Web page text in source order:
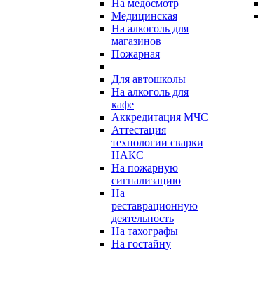
На медосмотр
Медицинская
На алкоголь для
магазинов
Пожарная
Для автошколы
На алкоголь для
кафе
Аккредитация МЧС
Аттестация
технологии сварки
НАКС
На пожарную
сигнализацию
На
реставрационную
деятельность
На тахографы
На гостайну